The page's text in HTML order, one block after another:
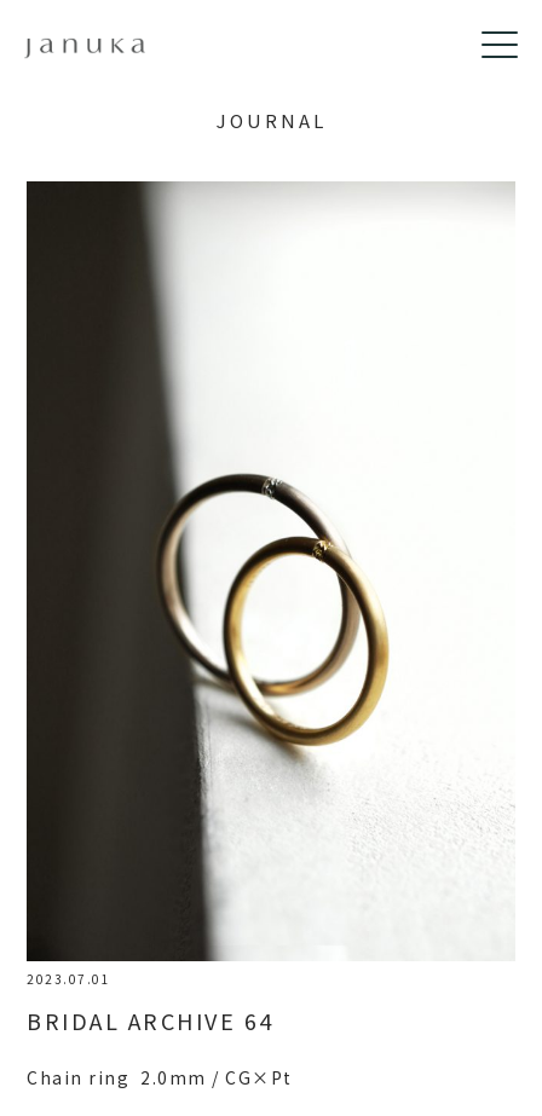
JOURNAL
2023.07.01
BRIDAL ARCHIVE 64
Chain ring 2.0mm / CG×Pt